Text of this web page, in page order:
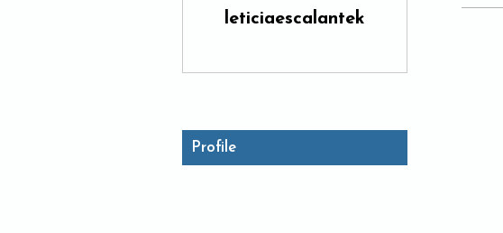
leticiaescalantek
Profile